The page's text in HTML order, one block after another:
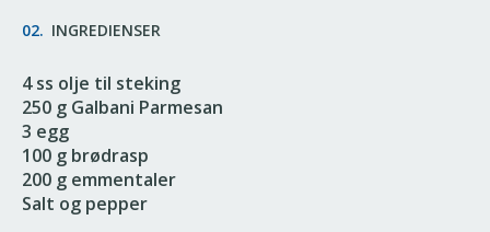
02. INGREDIENSER
4 ss olje til steking
250 g Galbani Parmesan
3 egg
100 g brødrasp
200 g emmentaler
Salt og pepper